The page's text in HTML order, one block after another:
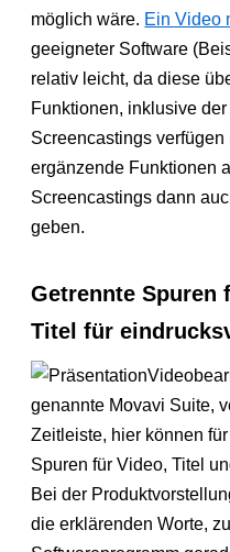
möglich wäre. Ein Video
geeigneter Software
relativ leicht, da diese
Funktionen, inklusive
Screencastings
ergänzende Funktionen
Screencastings dann
geben.
Getrennte Spuren
Titel für
genannte Movavi Suite,
Zeitleiste, hier können
Spuren für Video, Titel
Bei der
die erklärenden Worte,